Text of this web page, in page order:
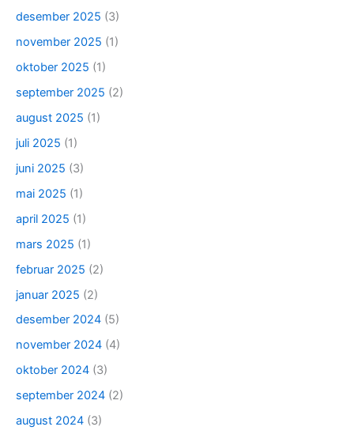
desember 2025 (3)
november 2025 (1)
oktober 2025 (1)
september 2025 (2)
august 2025 (1)
juli 2025 (1)
juni 2025 (3)
mai 2025 (1)
april 2025 (1)
mars 2025 (1)
februar 2025 (2)
januar 2025 (2)
desember 2024 (5)
november 2024 (4)
oktober 2024 (3)
september 2024 (2)
august 2024 (3)